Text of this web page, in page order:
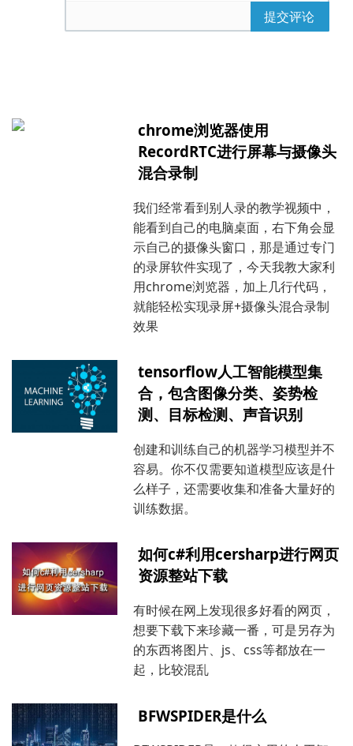
提交评论
chrome浏览器使用
RecordRTC进行屏幕与摄像头
混合录制
我们经常看到别人录的教学视频中，
能看到自己的电脑桌面，右下角会显
示自己的摄像头窗口，那是通过专门
的录屏软件实现了，今天我教大家利
用chrome浏览器，加上几行代码，
就能轻松实现录屏+摄像头混合录制
效果
tensorflow人工智能模型集
合，包含图像分类、姿势检
测、目标检测、声音识别
创建和训练自己的机器学习模型并不
容易。你不仅需要知道模型应该是什
么样子，还需要收集和准备大量好的
训练数据。
如何c#利用cersharp进行网页
资源整站下载
有时候在网上发现很多好看的网页，
想要下载下来珍藏一番，可是另存为
的东西将图片、js、css等都放在一
起，比较混乱
BFWSPIDER是什么